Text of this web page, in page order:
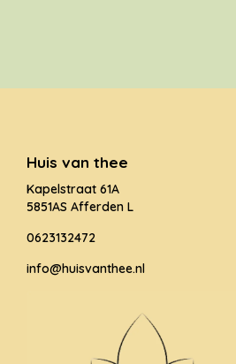
Huis van thee
Kapelstraat 61A
5851AS Afferden L
0623132472
info@huisvanthee.nl